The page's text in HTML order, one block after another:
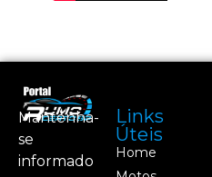
Mantenha-
se
informado
Links
Úteis
Home